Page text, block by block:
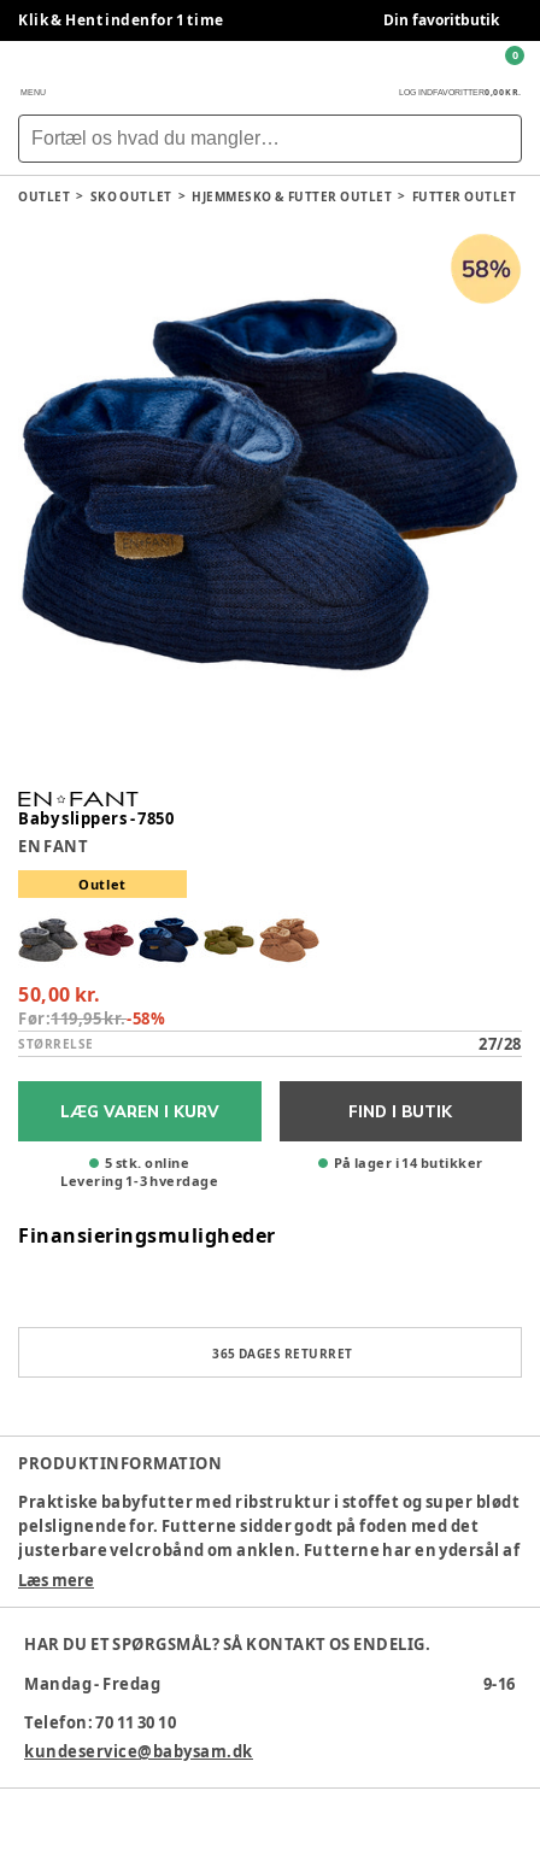
Klik & Hent indenfor 1 time Din favoritbutik
MENU LOG INDFAVORITTER0,00 KR.
0
OUTLET SKO OUTLET HJEMMESKO & FUTTER OUTLET FUTTER OUTLET
Baby slippers - 7850
EN FANT
Outlet
50,00 kr.
Før:119,95 kr.-58%
STØRRELSE 27/28
LÆG VAREN I KURV
5 stk. online
Levering 1-3hverdage
FIND I BUTIK
På lager i 14 butikker
Finansieringsmuligheder
365 DAGES RETURRET
PRODUKTINFORMATION
Praktiske babyfutter med ribstruktur i stoffet og super blødt
pelslignende for. Futterne sidder godt på foden med det
justerbare velcrobånd om anklen. Futterne har en ydersål af
ruskind, som sikrer et godt fodfæste.
Farve:Blå
Farvekode:7850
Materiale :Ruskind, Polyester
Materialesammensætning
Pasform:
Læs mere
HAR DU ET SPØRGSMÅL? SÅ KONTAKT OS ENDELIG.
Mandag - Fredag
9-16
Telefon: 70 11 30 10
kundeservice@babysam.dk